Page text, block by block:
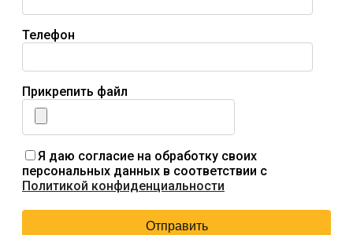
Телефон
Прикрепить файл
Я даю согласие на обработку своих
персональных данных в соответствии с
Политикой конфиденциальности